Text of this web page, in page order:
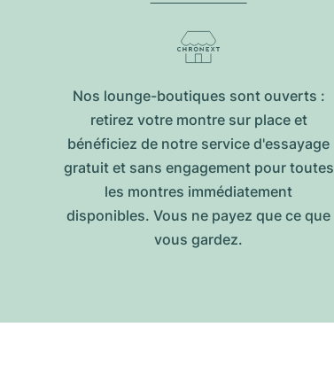
Nos lounge-boutiques sont ouverts :
retirez votre montre sur place et
bénéficiez de notre service d'essayage
gratuit et sans engagement pour toutes
les montres immédiatement
disponibles. Vous ne payez que ce que
vous gardez.